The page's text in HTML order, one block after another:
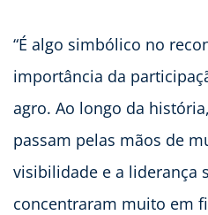
“É algo simbólico no
importância da
agro. Ao longo da
passam pelas mãos de
visibilidade e a liderança
concentraram muito em